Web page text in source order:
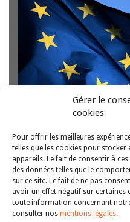
Gérer le
cookies
Pour offrir les meilleures
telles que les cookies pour
appareils. Le fait de consentir à
des données telles que le
sur ce site. Le fait de ne pas
avoir un effet négatif sur
toute information concernant
consulter nos mentions légales.
Le droit de l’Union
diffuse autant que certaine
handicap. Diffuse dans la
l’inscription tardive par le
la suite
Copyright © 2011-2026Revue
| Tous droits